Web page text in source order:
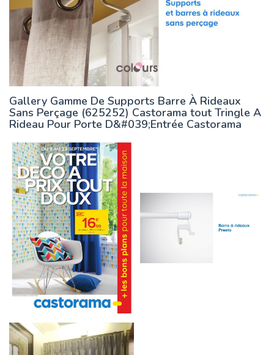
Gallery Gamme De Supports Barre À Rideaux
Sans Perçage (625252) Castorama tout Tringle A
Rideau Pour Porte D&#039;Entrée Castorama